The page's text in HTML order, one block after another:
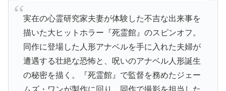
実在の心霊研究家夫妻が体験した不吉な出来事を
描いた大ヒットホラー『死霊館』のスピンオフ。
同作に登場した人形アナベルを手に入れた夫婦が
遭遇する壮絶な恐怖と、呪いのアナベル人形誕生
の秘密を描く。『死霊館』で監督を務めたジェー
ムズ・ワンが製作に回り、同作で撮影を担当した